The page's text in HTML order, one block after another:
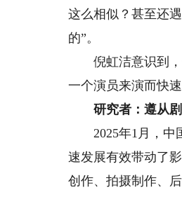
这么相似？甚至还
的”。
倪虹洁意识到，
一个演员来演而快
研究者：遵从
2025年1月，中国
速发展有效带动了
创作、拍摄制作、